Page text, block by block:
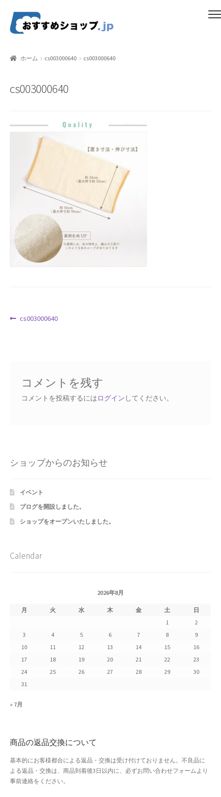
ナ
ビ
ン
キ
コ
ン
ス
プ
ギフトカタログ（ユニバース）
CF Dashboard
CF User Registration
CF campaign form
CF Listing Page
Request a Quote
Products Visibility
Affiliate Dashboard
Shipment Tracking
wpwBot Mobile App
お問い合わせ
ご利用規約
よくある質問
カート
カート
ホーム cs003000640 cs003000640
cs003000640
投 前
cs003000640
コメントを残す
コメントを投稿するにはログイン してください。
ショップからのお知らせ
イベント
ブログを開設しました。
ショップをオープンいたしました。
Calendar
2026年8月
月 火 水 木 金 土
日
1
2
3
4 5 6 7 8
9
10
11 12 13 14 15
16
17
18 19 20 21 22
23
24
25 26 27 28 29
30
31
« 7月
商品の返品交換について
基本的にお客様都合による返品・交換は受け付けておりません。不良品に
よる返品・交換は、商品到着後3日以内に、必ずお問い合わせフォームより
事前連絡をください。